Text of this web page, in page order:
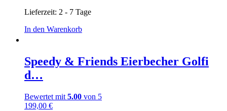
Lieferzeit: 2 - 7 Tage
In den Warenkorb
Speedy & Friends Eierbecher Golfi
d…
Bewertet mit 5.00 von 5
199,00 €